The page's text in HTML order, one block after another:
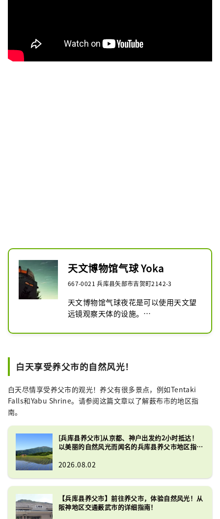
天文博物馆气球 Yoka
667-0021 兵库县矢部市吉贺町2142-3
天文博物馆气球夜花是可以使用天文望
远镜观察天体的设施。
以免费参观设施并通过观看展示品来学
白天享受养父市的自然风光！
白天尽情享受养父市的观光！养父有很多景点，例如Tentaki
Falls和Yabu Shrine。请参阅这篇文章以了解薮布市的地区指
南。
[兵库县养父市]从京都、神户出发约2小时抵达！
以美丽的自然风光而闻名的兵库县养父市地区指
2026.08.02
【兵库县养父市】前往养父市，体验自然风光！从
阪神地区交通薮武市的详细指南！